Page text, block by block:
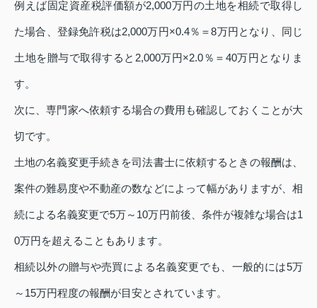
例えば固定資産税評価額が2,000万円の土地を相続で取得し
た場合、登録免許税は2,000万円×0.4％＝8万円となり、同じ
土地を贈与で取得すると2,000万円×2.0％＝40万円となりま
す。
次に、専門家へ依頼する場合の費用も確認しておくことが大
切です。
土地の名義変更手続きを司法書士に依頼するときの報酬は、
案件の難易度や不動産の数などによって幅がありますが、相
続による名義変更で5万～10万円前後、条件が複雑な場合は1
0万円を超えることもあります。
相続以外の贈与や売買による名義変更でも、一般的には5万
～15万円程度の報酬が目安とされています。